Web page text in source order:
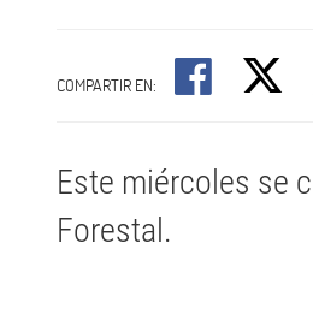
COMPARTIR EN:
Este miércoles se
Forestal.